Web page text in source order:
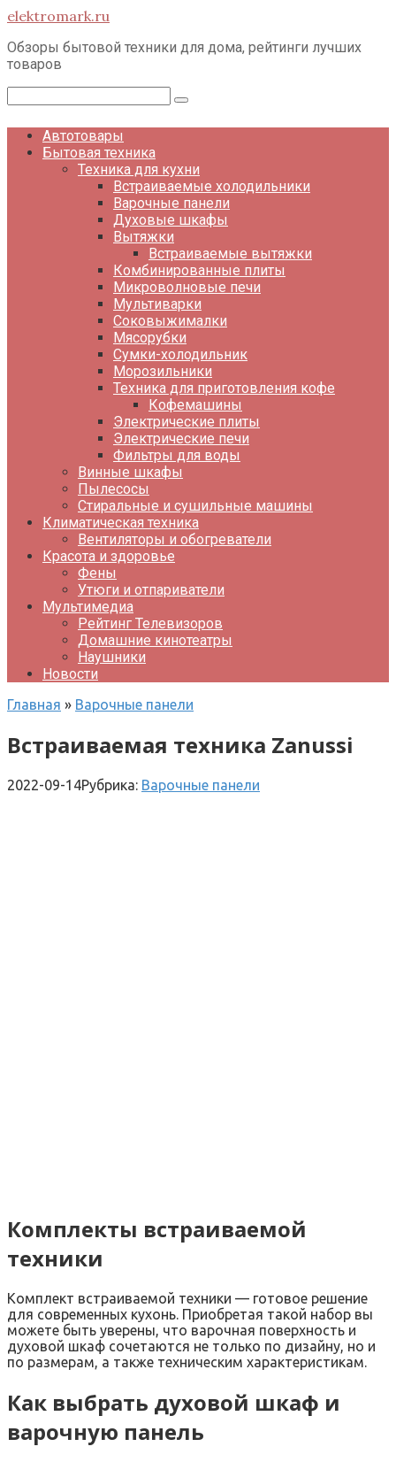
Перейти
контенту
elektromark.ru
Обзоры бытовой техники для дома, рейтинги лучших
товаров
Автотовары
Бытовая техника
Техника для кухни
Встраиваемые холодильники
Варочные панели
Духовые шкафы
Вытяжки
Встраиваемые вытяжки
Комбинированные плиты
Микроволновые печи
Мультиварки
Соковыжималки
Мясорубки
Сумки-холодильник
Морозильники
Техника для приготовления кофе
Кофемашины
Электрические плиты
Электрические печи
Фильтры для воды
Винные шкафы
Пылесосы
Стиральные и сушильные машины
Климатическая техника
Вентиляторы и обогреватели
Красота и здоровье
Фены
Утюги и отпариватели
Мультимедиа
Рейтинг Телевизоров
Домашние кинотеатры
Наушники
Новости
Главная » Варочные панели
Встраиваемая техника Zanussi
2022-09-14Рубрика: Варочные панели
Комплекты встраиваемой
техники
Комплект встраиваемой техники — готовое решение
для современных кухонь. Приобретая такой набор вы
можете быть уверены, что варочная поверхность и
духовой шкаф сочетаются не только по дизайну, но и
по размерам, а также техническим характеристикам.
Как выбрать духовой шкаф и
варочную панель